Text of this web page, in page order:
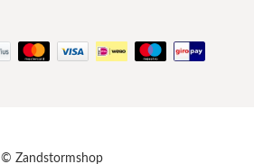
© Zandstormshop